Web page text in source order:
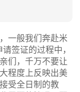
一般我们奔赴米
签证的过程中，
们，千万不要让
程度上反映出美
受全日制的教